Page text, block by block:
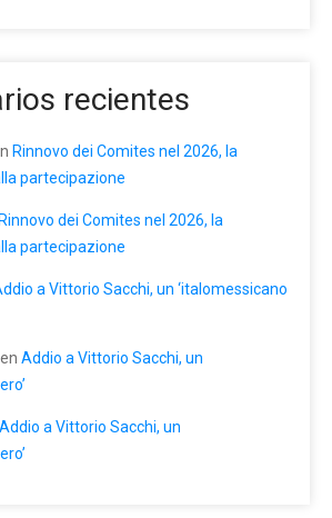
recientes
Rinnovo dei Comites nel 2026, la
partecipazione
Rinnovo dei Comites nel 2026, la
partecipazione
a Vittorio Sacchi, un ‘italomessicano
en Addio a Vittorio Sacchi, un
Addio a Vittorio Sacchi, un